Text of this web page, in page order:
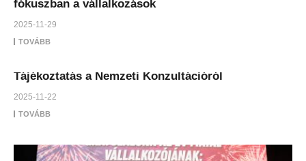
fókuszban a vállalkozások
2025-11-29
TOVÁBB
Tájékoztatás a Nemzeti Konzultációról
2025-11-22
TOVÁBB